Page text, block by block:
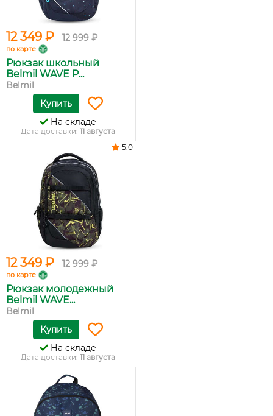
12 349 ₽ 12 999 ₽
по карте
Рюкзак школьный
Belmil WAVE P...
Belmil
Купить
На складе
Дата доставки: 11 августа
12 349 ₽ 12 999 ₽
по карте
Рюкзак молодежный
Belmil WAVE...
Belmil
5.0
Купить
На складе
Дата доставки: 11 августа